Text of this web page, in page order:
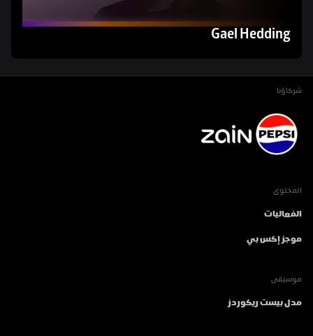
Gael Hedding
شركاؤنا
المحتوى
الفعاليات
موجز إكس بي
موسيقى
مدل بيست ريكوردز